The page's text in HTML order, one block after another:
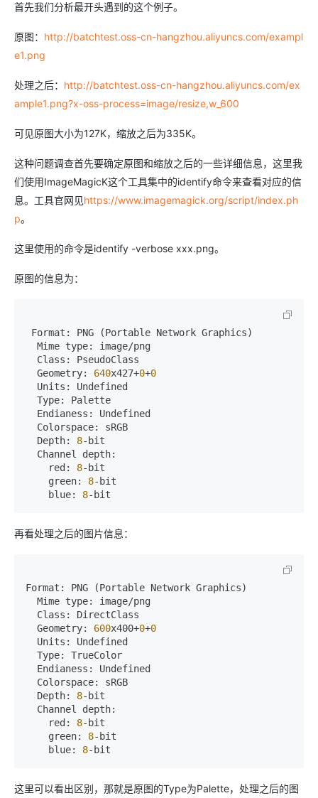
首先我们分析最开头遇到的这个例子。
原图： http://batchtest.oss-cn-hangzhou.aliyuncs.com/exampl
e1.png
处理之后： http://batchtest.oss-cn-hangzhou.aliyuncs.com/ex
ample1.png?x-oss-process=image/resize,w_600
可见原图大小为127K，缩放之后为335K。
这种问题调查首先要确定原图和缩放之后的一些详细信息，这里我
们使用ImageMagicK这个工具集中的identify命令来查看对应的信
息。工具官网见https://www.imagemagick.org/script/index.ph
p。
这里使用的命令是identify -verbose xxx.png。
原图的信息为：
  Geometry:
640x427+0+0
  Depth:
8-bit
    red:
8-bit
    green:
8-bit
    blue:
8-bit
再看处理之后的图片信息：
Format: PNG (Portable Network Graphics)
  Geometry:
600x400+0+0
  Depth:
8-bit
    red:
8-bit
    green:
8-bit
    blue:
8-bit
这里可以看出区别，那就是原图的Type为Palette，处理之后的图